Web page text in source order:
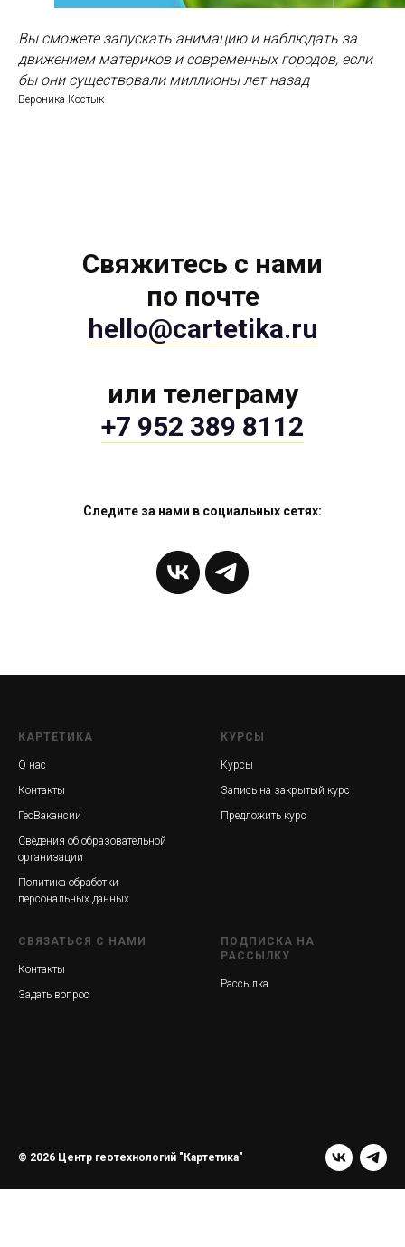
Вы сможете запускать анимацию и наблюдать за
движением материков и современных городов, если
бы они существовали миллионы лет назад
Вероника Костык
Свяжитесь с нами
по почте
hello@cartetika.ru
или телеграму
+7 952 389 8112
Следите за нами в социальных сетях:
КАРТЕТИКА
О нас
Контакты
ГеоВакансии
Сведения об образовательной
организации
Политика обработки
персональных данных
КУРСЫ
Курсы
Запись на закрытый курс
Предложить курс
СВЯЗАТЬСЯ С НАМИ
Контакты
Задать вопрос
ПОДПИСКА НА
РАССЫЛКУ
Рассылка
© 2026 Центр геотехнологий "Картетика"